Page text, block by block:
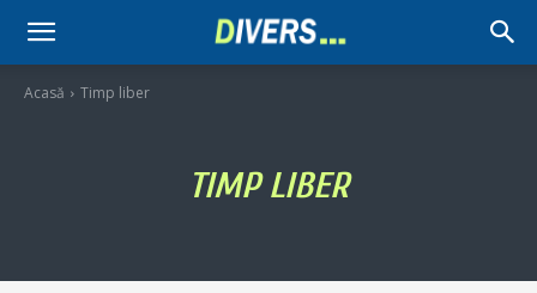
Divers
Acasă Timp liber
TIMP LIBER